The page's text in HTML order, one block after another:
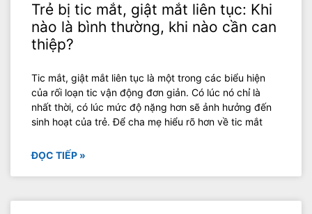
Trẻ bị tic mắt, giật mắt liên tục: Khi
nào là bình thường, khi nào cần can
thiệp?
Tic mắt, giật mắt liên tục là một trong các biểu hiện
của rối loạn tic vận động đơn giản. Có lúc nó chỉ là
nhất thời, có lúc mức độ nặng hơn sẽ ảnh hưởng đến
sinh hoạt của trẻ. Để cha mẹ hiểu rõ hơn về tic mắt
ĐỌC TIẾP »